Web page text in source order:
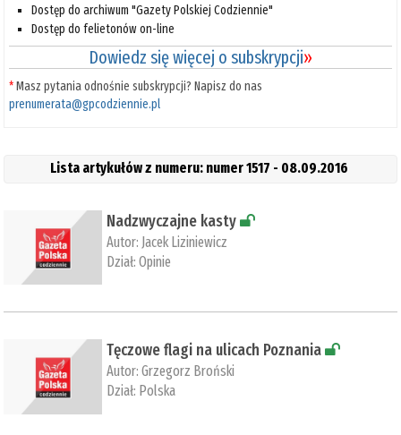
Dostęp do archiwum "Gazety Polskiej Codziennie"
Dostęp do felietonów on-line
Dowiedz się więcej o subskrypcji»
*Masz pytania odnośnie subskrypcji? Napisz do nas
prenumerata@gpcodziennie.pl
Lista artykułów z numeru: numer 1517 - 08.09.2016
Nadzwyczajne kasty
Autor: Jacek Liziniewicz
Dział:Opinie
Tęczowe flagi na ulicach Poznania
Autor:Grzegorz Broński
Dział: Polska